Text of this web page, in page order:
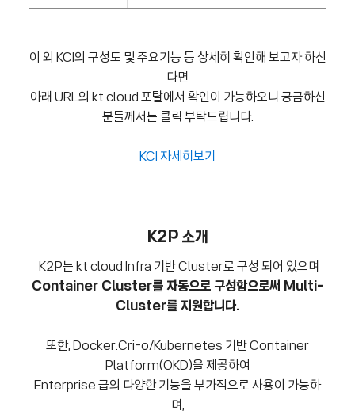
이 외 KCI의 구성도 및 주요기능 등 상세히 확인해 보고자 하신
다면
아래 URL의 kt cloud 포탈에서 확인이 가능하오니 궁금하신
분들께서는 클릭 부탁드립니다.
KCI 자세히보기
K2P 소개
K2P는 kt cloud Infra 기반 Cluster로 구성 되어 있으며
Container Cluster를 자동으로 구성함으로써 Multi-
Cluster를 지원합니다.
또한, Docker.Cri-o/Kubernetes 기반 Container
Platform(OKD)을 제공하여
Enterprise 급의 다양한 기능을 부가적으로 사용이 가능하
며,